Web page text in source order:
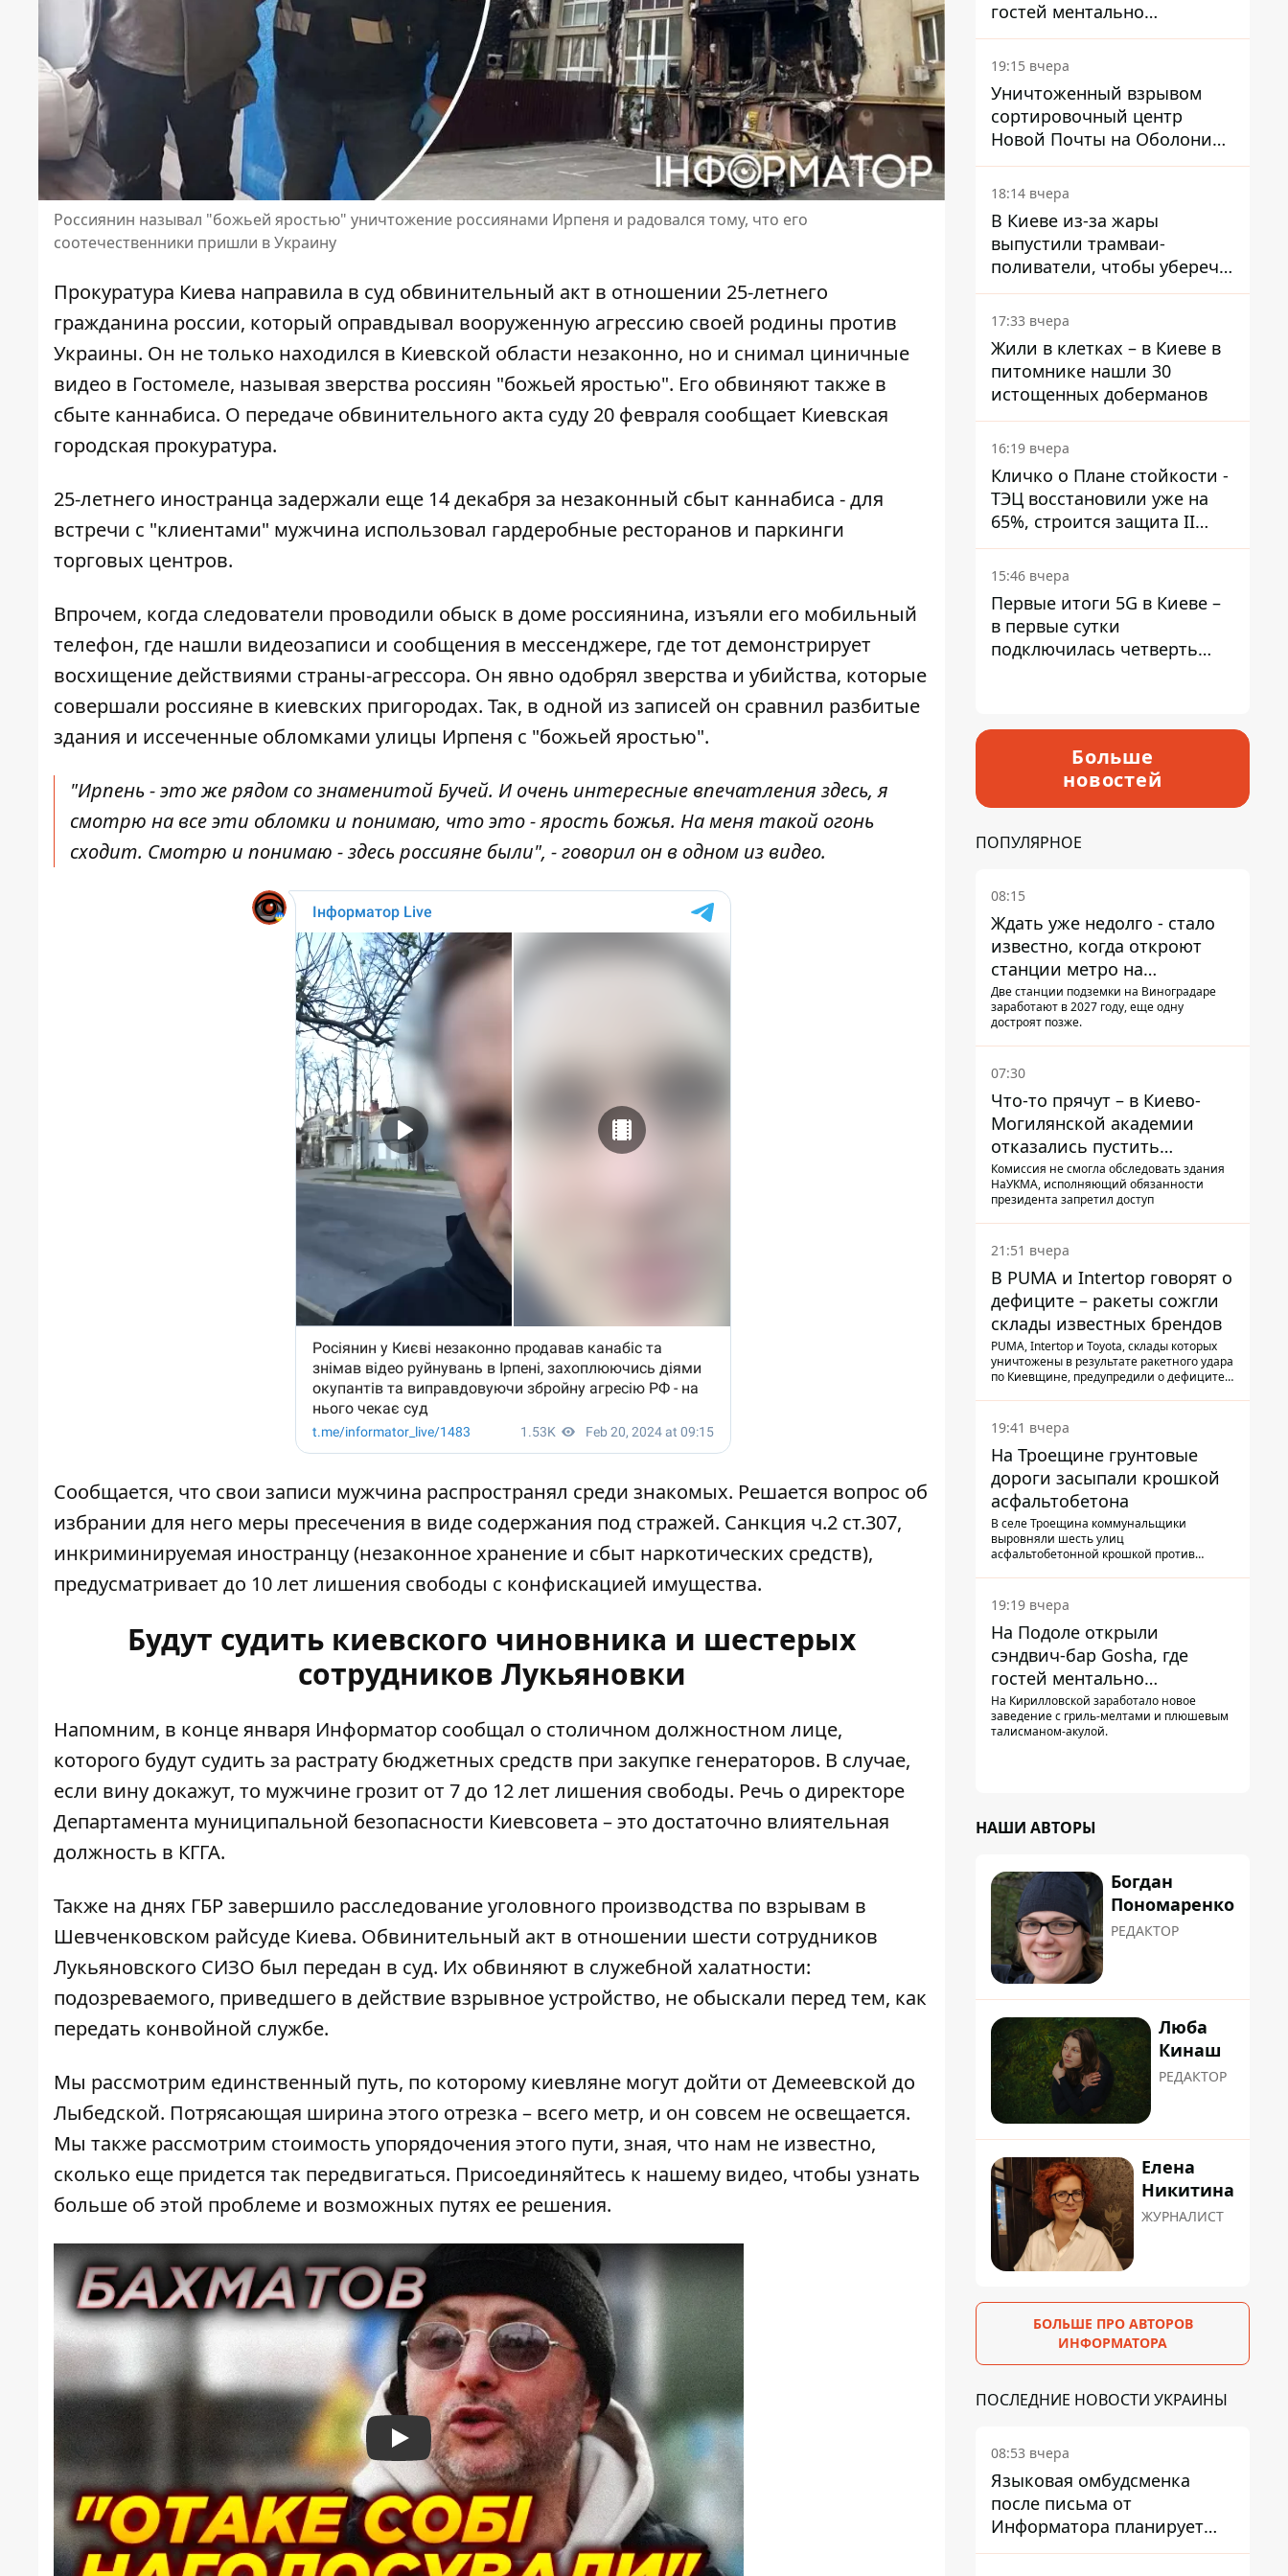
Россиянин называл "божьей яростью" уничтожение россиянами Ирпеня и радовался тому, что его
соотечественники пришли в Украину
Прокуратура Киева направила в суд обвинительный акт в отношении 25-летнего
гражданина россии, который оправдывал вооруженную агрессию своей родины против
Украины. Он не только находился в Киевской области незаконно, но и снимал циничные
видео в Гостомеле, называя зверства россиян "божьей яростью". Его обвиняют также в
сбыте каннабиса. О передаче обвинительного акта суду 20 февраля сообщает Киевская
городская прокуратура.
25-летнего иностранца задержали еще 14 декабря за незаконный сбыт каннабиса - для
встречи с "клиентами" мужчина использовал гардеробные ресторанов и паркинги
торговых центров.
Впрочем, когда следователи проводили обыск в доме россиянина, изъяли его мобильный
телефон, где нашли видеозаписи и сообщения в мессенджере, где тот демонстрирует
восхищение действиями страны-агрессора. Он явно одобрял зверства и убийства, которые
совершали россияне в киевских пригородах. Так, в одной из записей он сравнил разбитые
здания и иссеченные обломками улицы Ирпеня с "божьей яростью".
"Ирпень - это же рядом со знаменитой Бучей. И очень интересные впечатления здесь, я
смотрю на все эти обломки и понимаю, что это - ярость божья. На меня такой огонь
сходит. Смотрю и понимаю - здесь россияне были", - говорил он в одном из видео.
Сообщается, что свои записи мужчина распространял среди знакомых. Решается вопрос об
избрании для него меры пресечения в виде содержания под стражей. Санкция ч.2 ст.307,
инкриминируемая иностранцу (незаконное хранение и сбыт наркотических средств),
предусматривает до 10 лет лишения свободы с конфискацией имущества.
Будут судить киевского чиновника и шестерых
сотрудников Лукьяновки
Напомним, в конце января Информатор сообщал о столичном должностном лице,
которого будут судить за растрату бюджетных средств при закупке генераторов. В случае,
если вину докажут, то мужчине грозит от 7 до 12 лет лишения свободы. Речь о директоре
Департамента муниципальной безопасности Киевсовета – это достаточно влиятельная
должность в КГГА.
Также на днях ГБР завершило расследованиеуголовного производства по взрывам в
Шевченковском райсуде Киева. Обвинительный акт в отношении шести сотрудников
Лукьяновского СИЗО был передан в суд. Их обвиняют в служебной халатности:
подозреваемого, приведшего в действие взрывное устройство, не обыскали перед тем, как
передать конвойной службе.
Мы рассмотрим единственный путь, по которому киевляне могут дойти от Демеевской до
Лыбедской. Потрясающая ширина этого отрезка – всего метр, и он совсем не освещается.
Мы также рассмотрим стоимость упорядочения этого пути, зная, что нам не известно,
сколько еще придется так передвигаться. Присоединяйтесь к нашему видео, чтобы узнать
больше об этой проблеме и возможных путях ее решения.
Play
гостей ментально
разгружает акула
19:15 вчера
Уничтоженный взрывом
сортировочный центр
Новой Почты на Оболони
заработал – выдают
посылки
18:14 вчера
В Киеве из-за жары
выпустили трамваи-
поливатели, чтобы уберечь
рельсы от деформации
17:33 вчера
Жили в клетках – в Киеве в
питомнике нашли 30
истощенных доберманов
16:19 вчера
Кличко о Плане стойкости -
ТЭЦ восстановили уже на
65%, строится защита II
уровня
15:46 вчера
Первые итоги 5G в Киеве –
в первые сутки
подключилась четверть
Больше
новостей
ПОПУЛЯРНОЕ
08:15
Ждать уже недолго - стало
известно, когда откроют
станции метро на
Виноградаре
Две станции подземки на Виноградаре
заработают в 2027 году, еще одну
достроят позже.
07:30
Что-то прячут – в Киево-
Могилянской академии
отказались пустить
комиссию по охране
памятников на территорию
Комиссия не смогла обследовать здания
НаУКМА, исполняющий обязанности
президента запретил доступ
21:51 вчера
В PUMA и Intertop говорят о
дефиците – ракеты сожгли
склады известных брендов
PUMA, Intertop и Toyota, склады которых
уничтожены в результате ракетного удара
по Киевщине, предупредили о дефиците
19:41 вчера
На Троещине грунтовые
дороги засыпали крошкой
асфальтобетона
В селе Троещина коммунальщики
выровняли шесть улиц
асфальтобетонной крошкой против
19:19 вчера
На Подоле открыли
сэндвич-бар Gosha, где
гостей ментально
разгружает акула
На Кирилловской заработало новое
заведение с гриль-мелтами и плюшевым
талисманом-акулой.
НАШИ АВТОРЫ
Богдан
Пономаренко
РЕДАКТОР
Люба
Кинаш
РЕДАКТОР
Елена
Никитина
ЖУРНАЛИСТ
БОЛЬШЕ ПРО АВТОРОВ
ИНФОРМАТОРА
ПОСЛЕДНИЕ НОВОСТИ УКРАИНЫ
08:53 вчера
Языковая омбудсменка
после письма от
Информатора планирует
наказать компанию-